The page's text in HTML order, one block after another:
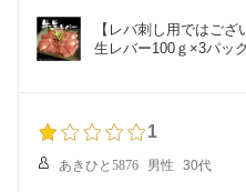
【レバ刺し用ではご
生レバー100ｇ×3パック
1
あきひと5876 男性 30代